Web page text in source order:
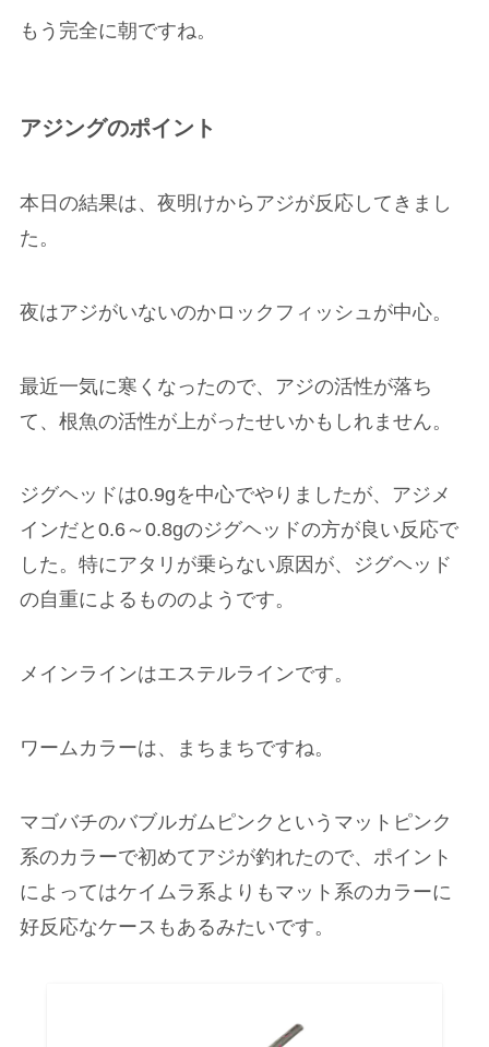
もう完全に朝ですね。
アジングのポイント
本日の結果は、夜明けからアジが反応してきまし
た。
夜はアジがいないのかロックフィッシュが中心。
最近一気に寒くなったので、アジの活性が落ち
て、根魚の活性が上がったせいかもしれません。
ジグヘッドは0.9gを中心でやりましたが、アジメ
インだと0.6～0.8gのジグヘッドの方が良い反応で
した。特にアタリが乗らない原因が、ジグヘッド
の自重によるもののようです。
メインラインはエステルラインです。
ワームカラーは、まちまちですね。
マゴバチのバブルガムピンクというマットピンク
系のカラーで初めてアジが釣れたので、ポイント
によってはケイムラ系よりもマット系のカラーに
好反応なケースもあるみたいです。